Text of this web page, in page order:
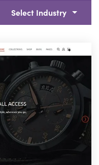
Select Industry